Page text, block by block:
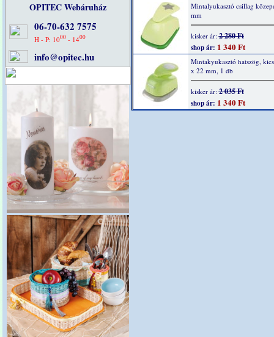
OPITEC Webáruház
06-70-632 7575
H - P: 1000 - 1400
info@opitec.hu
Mintalyukasztó csillag
mm
kisker ár:2 280 Ft
shop ár: 1 340 Ft
Mintakyukasztó hatszög,
x 22 mm, 1 db
kisker ár:2 035 Ft
shop ár: 1 340 Ft